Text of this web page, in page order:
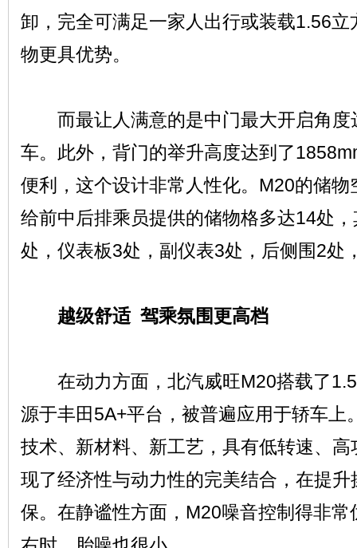
卸，完全可满足一家人出行或装载1.56
物更具优势。
而最让人满意的是中门最大开启角度
车。此外，背门的举升高度达到了
便利，这个设计非常人性化。M20的储
给前中后排乘员提供的储物格多达14处
处，仪表板3处，副仪表3处，后侧围2处
越级舒适 驾乘氛围更高档
在动力方面，北汽威旺M20搭载了
源于丰田5A+平台，被普遍应用于轿车上
技术、新材料、新工艺，具有低转速、
现了经济性与动力性的完美结合，在提
保。在静谧性方面，M20噪音控制得非